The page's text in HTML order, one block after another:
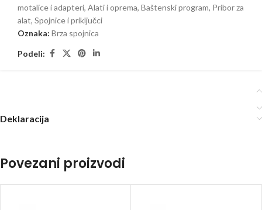
motalice i adapteri, Alati i oprema, Baštenski program, Pribor za
alat, Spojnice i priključci
Oznaka: Brza spojnica
Podeli:
Deklaracija
Povezani proizvodi